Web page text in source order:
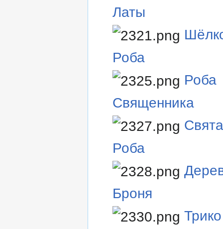
Латы
Роба
Роба
Священника
Роба
Броня
Трико